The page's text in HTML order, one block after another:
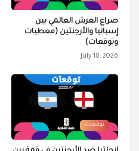
صراع العرش العالمي بين
إسبانيا والأرجنتين (معطيات
وتوقعات)
July 18, 2026
توقعات